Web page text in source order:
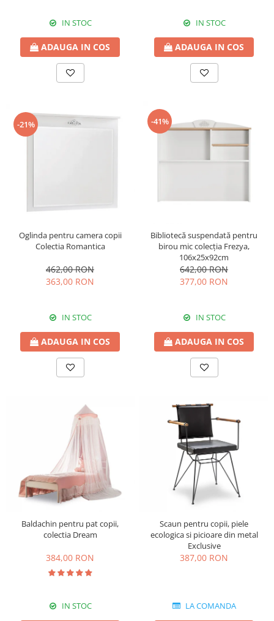
IN STOC
ADAUGA IN COS
IN STOC
ADAUGA IN COS
-21%
Oglinda pentru camera copii
Colectia Romantica
462,00 RON
363,00 RON
IN STOC
ADAUGA IN COS
-41%
Bibliotecă suspendată pentru
birou mic colecția Frezya,
106x25x92cm
642,00 RON
377,00 RON
IN STOC
ADAUGA IN COS
Baldachin pentru pat copii,
colectia Dream
384,00 RON
IN STOC
Scaun pentru copii, piele
ecologica si picioare din metal
Exclusive
387,00 RON
LA COMANDA